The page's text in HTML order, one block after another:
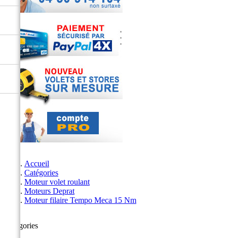
Accueil
Catégories
Moteur volet roulant
Moteurs Deprat
Moteur filaire Tempo Meca 15 Nm
Catégories